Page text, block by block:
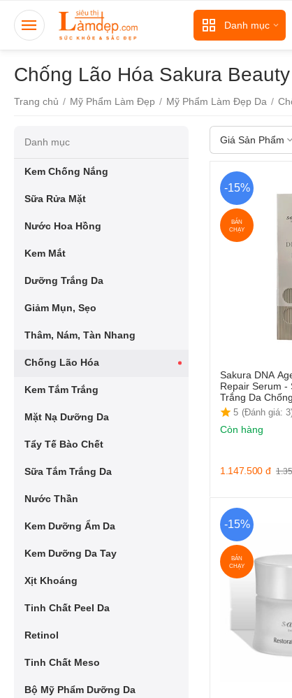
Danh mục
Chống Lão Hóa Sakura
Trang chủ / Mỹ Phẩm Làm Đẹp / Mỹ Phẩm Làm Đẹp Da /
Giá Sản Phẩm
-15%
BÁN
CHẠY
Sakura DNA
Repair Serum -
Trắng Da
5 (Đánh giá:
Còn hàng
1.147.500 đ
-15%
BÁN
CHẠY
Danh mục
Kem Chống Nắng
Sữa Rửa Mặt
Nước Hoa Hồng
Kem Mắt
Dưỡng Trắng Da
Giảm Mụn, Sẹo
Thâm, Nám, Tàn Nhang
Chống Lão Hóa
Kem Tắm Trắng
Mặt Nạ Dưỡng Da
Tẩy Tế Bào Chết
Sữa Tắm Trắng Da
Nước Thần
Kem Dưỡng Ẩm Da
Kem Dưỡng Da Tay
Xịt Khoáng
Tinh Chất Peel Da
Retinol
Tinh Chất Meso
Bộ Mỹ Phẩm Dưỡng Da